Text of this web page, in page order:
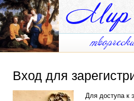
Вход для
Для доступа к